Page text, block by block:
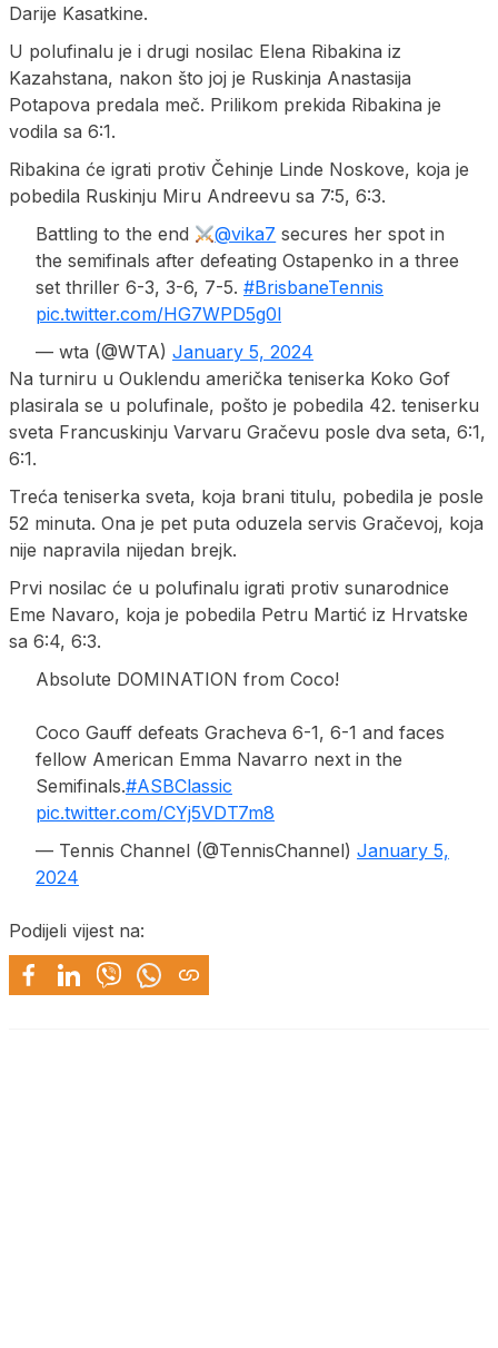
Darije Kasatkine.
U polufinalu je i drugi nosilac Elena Ribakina iz
Kazahstana, nakon što joj je Ruskinja Anastasija
Potapova predala meč. Prilikom prekida Ribakina je
vodila sa 6:1.
Ribakina će igrati protiv Čehinje Linde Noskove, koja je
pobedila Ruskinju Miru Andreevu sa 7:5, 6:3.
Battling to the end
@vika7 secures her spot in
the semifinals after defeating Ostapenko in a three
set thriller 6-3, 3-6, 7-5. #BrisbaneTennis
pic.twitter.com/HG7WPD5g0l
— wta (@WTA) January 5, 2024
Na turniru u Ouklendu američka teniserka Koko Gof
plasirala se u polufinale, pošto je pobedila 42. teniserku
sveta Francuskinju Varvaru Gračevu posle dva seta, 6:1,
6:1.
Treća teniserka sveta, koja brani titulu, pobedila je posle
52 minuta. Ona je pet puta oduzela servis Gračevoj, koja
nije napravila nijedan brejk.
Prvi nosilac će u polufinalu igrati protiv sunarodnice
Eme Navaro, koja je pobedila Petru Martić iz Hrvatske
sa 6:4, 6:3.
Absolute DOMINATION from Coco!
Coco Gauff defeats Gracheva 6-1, 6-1 and faces
fellow American Emma Navarro next in the
Semifinals.#ASBClassic
pic.twitter.com/CYj5VDT7m8
— Tennis Channel (@TennisChannel) January 5,
2024
Podijeli vijest na: